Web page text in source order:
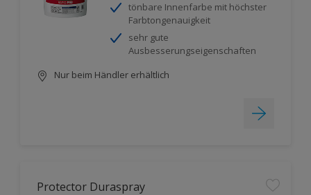
tönbare Innenfarbe mit höchster
Farbtongenauigkeit
sehr gute
Ausbesserungseigenschaften
Nur beim Händler erhältlich
Protector Duraspray